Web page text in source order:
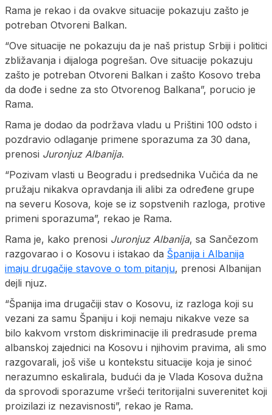
Rama je rekao i da ovakve situacije pokazuju zašto je
potreban Otvoreni Balkan.
“Ove situacije ne pokazuju da je naš pristup Srbiji i politici
zbližavanja i dijaloga pogrešan. Ove situacije pokazuju
zašto je potreban Otvoreni Balkan i zašto Kosovo treba
da dođe i sedne za sto Otvorenog Balkana”, porucio je
Rama.
Rama je dodao da podržava vladu u Prištini 100 odsto i
pozdravio odlaganje primene sporazuma za 30 dana,
prenosi Juronjuz Albanija.
“Pozivam vlasti u Beogradu i predsednika Vučića da ne
pružaju nikakva opravdanja ili alibi za određene grupe
na severu Kosova, koje se iz sopstvenih razloga, protive
primeni sporazuma”, rekao je Rama.
Rama je, kako prenosi Juronjuz Albanija, sa Sančezom
razgovarao i o Kosovu i istakao da Španija i Albanija
imaju drugačije stavove o tom pitanju, prenosi Albanijan
dejli njuz.
“Španija ima drugačiji stav o Kosovu, iz razloga koji su
vezani za samu Španiju i koji nemaju nikakve veze sa
bilo kakvom vrstom diskriminacije ili predrasude prema
albanskoj zajednici na Kosovu i njihovim pravima, ali smo
razgovarali, još više u kontekstu situacije koja je sinoć
nerazumno eskalirala, budući da je Vlada Kosova dužna
da sprovodi sporazume vršeći teritorijalni suverenitet koji
proizilazi iz nezavisnosti”, rekao je Rama.